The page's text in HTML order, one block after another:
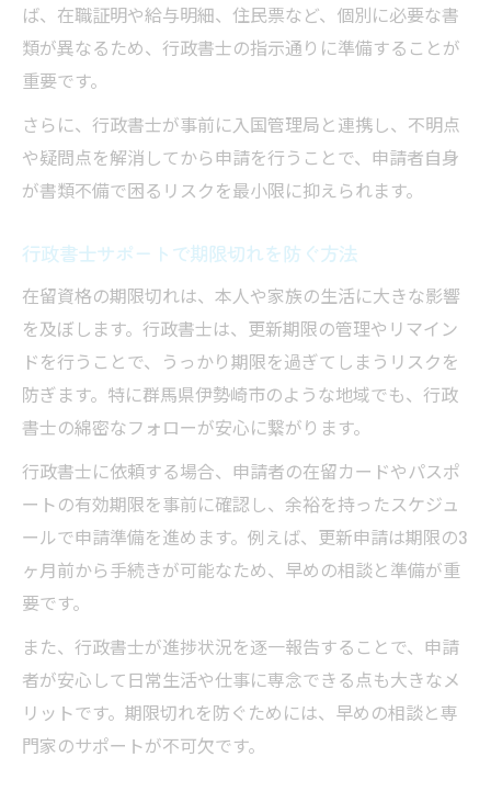
ば、在職証明や給与明細、住民票など、個別に必要な書
類が異なるため、行政書士の指示通りに準備することが
重要です。
さらに、行政書士が事前に入国管理局と連携し、不明点
や疑問点を解消してから申請を行うことで、申請者自身
が書類不備で困るリスクを最小限に抑えられます。
行政書士サポートで期限切れを防ぐ方法
在留資格の期限切れは、本人や家族の生活に大きな影響
を及ぼします。行政書士は、更新期限の管理やリマイン
ドを行うことで、うっかり期限を過ぎてしまうリスクを
防ぎます。特に群馬県伊勢崎市のような地域でも、行政
書士の綿密なフォローが安心に繋がります。
行政書士に依頼する場合、申請者の在留カードやパスポ
ートの有効期限を事前に確認し、余裕を持ったスケジュ
ールで申請準備を進めます。例えば、更新申請は期限の3
ヶ月前から手続きが可能なため、早めの相談と準備が重
要です。
また、行政書士が進捗状況を逐一報告することで、申請
者が安心して日常生活や仕事に専念できる点も大きなメ
リットです。期限切れを防ぐためには、早めの相談と専
門家のサポートが不可欠です。